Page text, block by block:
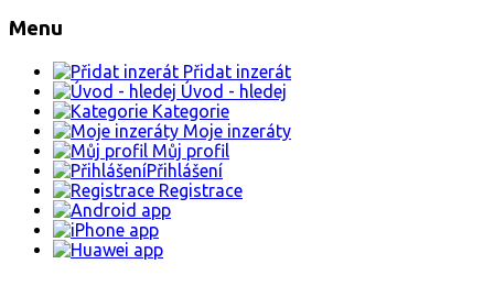
Menu
Přidat inzerát
Úvod - hledej
Kategorie
Moje inzeráty
Můj profil
Přihlášení
Registrace